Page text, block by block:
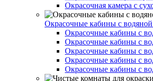
Окрасочная камера с
Окрасочные кабины с водяной
Окрасочные кабины с
Окрасочные кабины с
Окрасочные кабины с
Окрасочные кабины с
Окрасочные кабины с